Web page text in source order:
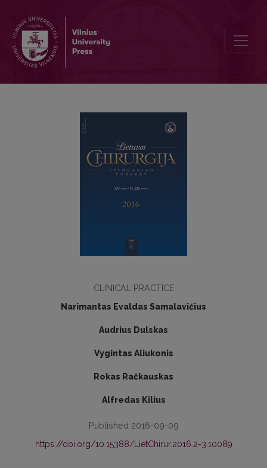
CLINICAL PRACTICE
Narimantas Evaldas Samalavičius
Audrius Dulskas
Vygintas Aliukonis
Rokas Račkauskas
Alfredas Kilius
Published 2016-09-09
https://doi.org/10.15388/LietChirur.2016.2-3.10089